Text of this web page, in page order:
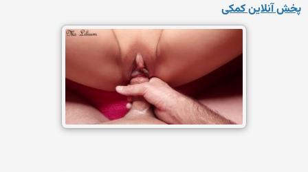
پخش آنلاین کمکی